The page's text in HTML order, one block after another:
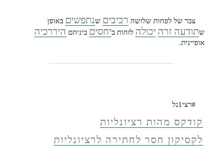
צבר של לפחות שלושה רכיבים שנתפשים באופן
שתודעה זרה יכולה לזהות ביחסים ביניהם היררכיה
אופיינית.
#רצי1נל
קודקס מהות רציונליות
לקסיקון חסר לחתירה לרציונליות